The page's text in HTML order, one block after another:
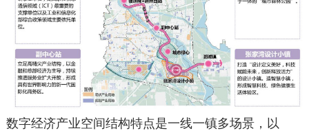
数字经济产业空间结构特点是一线一镇多场景，以